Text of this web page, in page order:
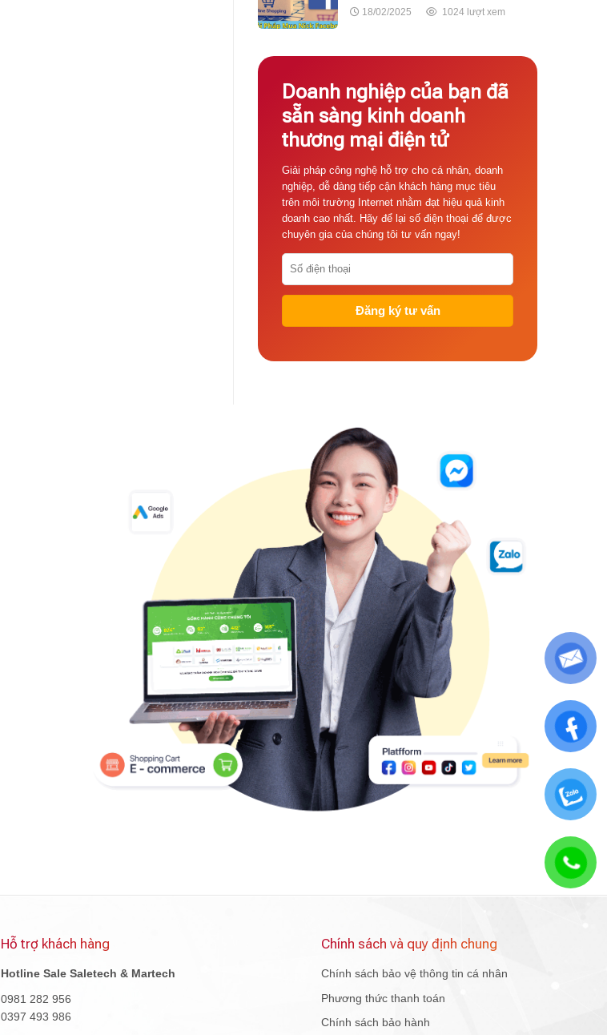
18/02/2025 1024 lượt xem
Doanh nghiệp của bạn đã
sẵn sàng kinh doanh
thương mại điện tử
Giải pháp công nghệ hỗ trợ cho cá nhân, doanh
nghiệp, dễ dàng tiếp cận khách hàng mục tiêu
trên môi trường Internet nhằm đạt hiệu quả kinh
doanh cao nhất. Hãy để lại số điện thoại để được
chuyên gia của chúng tôi tư vấn ngay!
Hỗ trợ khách hàng
Hotline Sale Saletech & Martech
0981 282 956
0397 493 986
Chính sách và quy định chung
Chính sách bảo vệ thông tin cá nhân
Phương thức thanh toán
Chính sách bảo hành